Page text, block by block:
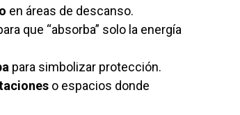
en áreas de descanso.
que “absorba” solo la energía
para simbolizar protección.
o espacios donde